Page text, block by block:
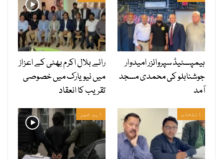
ہیمپسٹیڈ سپروائزر امیدوار
جوشنابلو کی محمدی مسجد
آمد
رائے بلال اکرم بھٹی کے اعزاز
میں نیویارک میں خصوصی
تقریب کا انعقاد
انتخاب اہم خبر